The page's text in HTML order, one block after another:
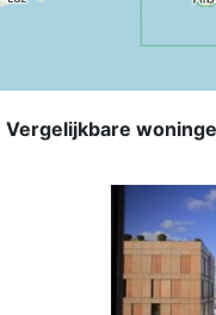
Vergelijkbare